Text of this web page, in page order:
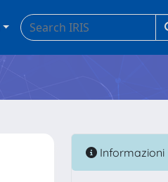
Informazioni